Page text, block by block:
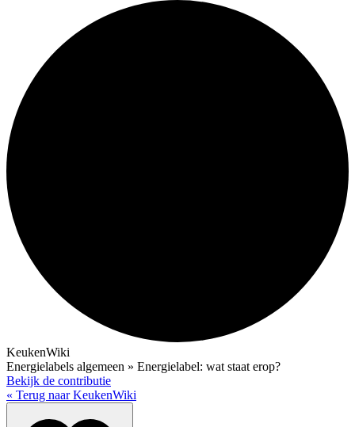
KeukenWiki
Energielabels algemeen » Energielabel: wat staat erop?
Bekijk de contributie
« Terug naar KeukenWiki